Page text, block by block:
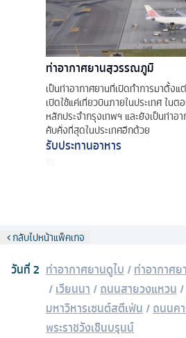
ท่าอากาศยานสุวรรณภูมิ
เป็นท่าอากาศยานที่เปิดทำการมาตั้ง
เปิดใช้แค่เที่ยวบินภายในประเทศ ใน
หลักประจำกรุงเทพฯ และยังเป็นท่าอ
คับคั่งที่สุดในประเทศอีกด้วย
รับประทานอาหาร
กลับไปหน้าแพ็คเกจ
วันที่2 ท่าอากาศยานดูไบ /ท่าอากาศย
/เวียนนา /ถนนสายวงแหวน /
มหาวิหารเซนต์สตีเฟ่น /ถนนค
พระราชวังเชินบรุนน์